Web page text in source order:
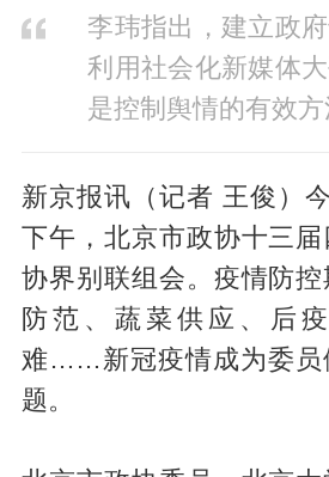
李玮指出，建立政
利用社会化新媒体
是控制舆情的有效方
新京报讯（记者 王俊）
下午，北京市政协十三
协界别联组会。疫情防
防范、蔬菜供应、后
难……新冠疫情成为委员
题。